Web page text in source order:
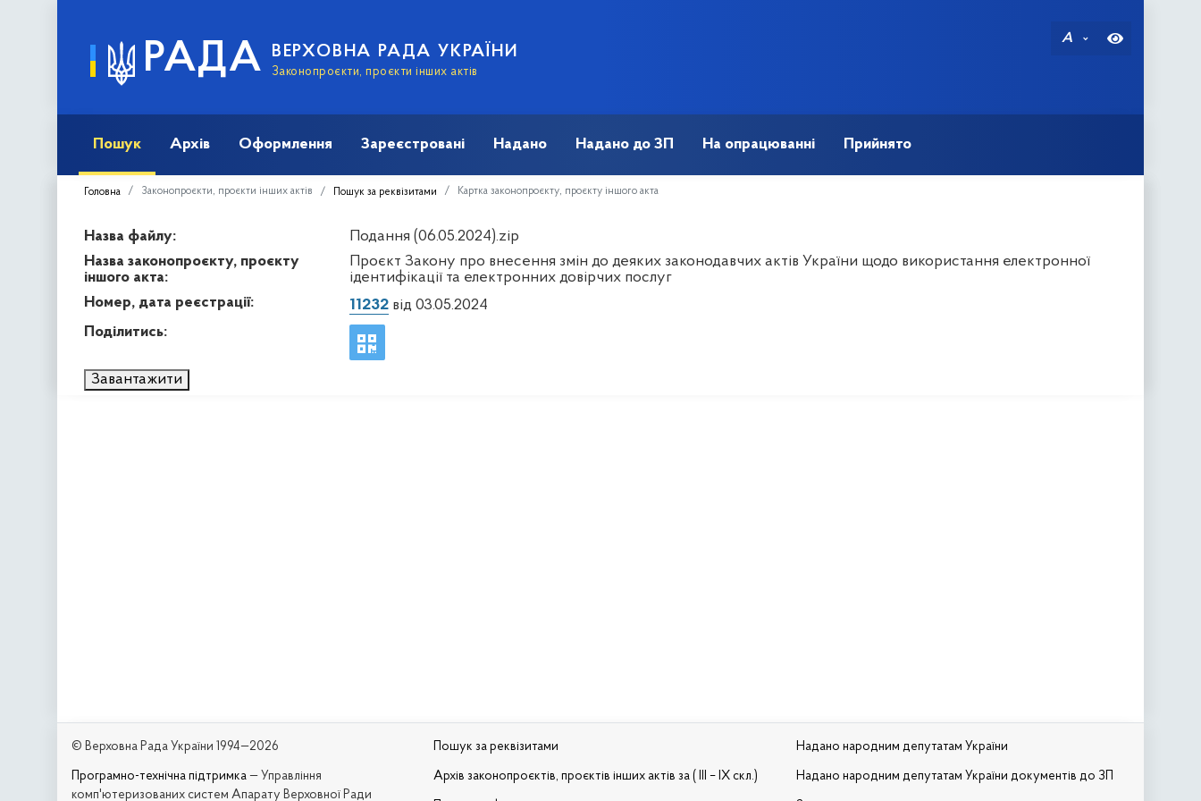
РАДА ВЕРХОВНА РАДА УКРАЇНИ
Законопроєкти, проєкти інших актів
A
Пошук Архів Оформлення Зареєстровані Надано Надано до ЗП На опрацюванні Прийнято
Головна Законопроєкти, проєкти інших актів Пошук за реквізитами Картка законопроєкту, проєкту іншого акта
Назва файлу:
Подання (06.05.2024).zip
Назва законопроєкту, проєкту
іншого акта:
Проєкт Закону про внесення змін до деяких законодавчих актів України щодо використання електронної
ідентифікації та електронних довірчих послуг
Номер, дата реєстрації:
11232від 03.05.2024
Поділитись:
Завантажити
© Верховна Рада України 1994—2026
Програмно-технічна підтримка — Управління
комп'ютеризованих систем Апарату Верховної Ради
Пошук за реквізитами
Архів законопроєктів, проєктів інших актів за ( III – IX скл.)
Надано народним депутатам України
Надано народним депутатам України документів до ЗП